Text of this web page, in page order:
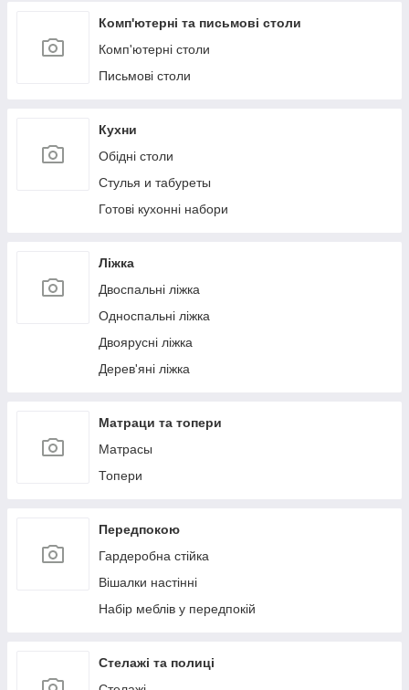
Комп'ютерні та письмові столи
Комп'ютерні столи
Письмові столи
Кухни
Обідні столи
Стулья и табуреты
Готові кухонні набори
Ліжка
Двоспальні ліжка
Односпальні ліжка
Двоярусні ліжка
Дерев'яні ліжка
Матраци та топери
Матрасы
Топери
Передпокою
Гардеробна стійка
Вішалки настінні
Набір меблів у передпокій
Стелажі та полиці